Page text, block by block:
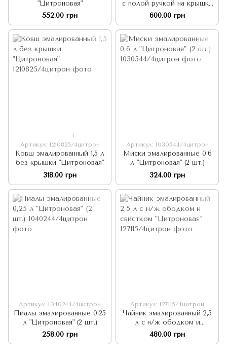
"Цитроновая"
552.00 грн
с полой ручкой на крышке
"Цитроновая"
600.00 грн
1
Артикул: I210825/4цитрон
Ковш эмалированный 1,5 л
без крышки "Цитроновая"
318.00 грн
Артикул: I030544/4цитрон
Миски эмалированные 0,6
л "Цитроновая" (2 шт.)
324.00 грн
Артикул: I040244/4цитрон
Пиалы эмалированные 0,25
л "Цитроновая" (2 шт.)
258.00 грн
Артикул: I27115/4цитрон
Чайник эмалированный 2,5
л с н/ж ободком и
свистком "Цитроновая"
480.00 грн